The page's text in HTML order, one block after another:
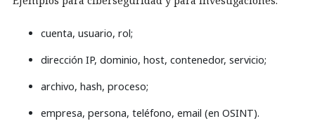
cuenta, usuario, rol;
dirección IP, dominio, host, contenedor, servicio;
archivo, hash, proceso;
empresa, persona, teléfono, email (en OSINT).